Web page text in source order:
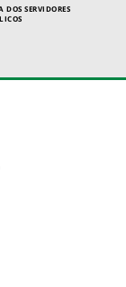
DOS SERVIDORES